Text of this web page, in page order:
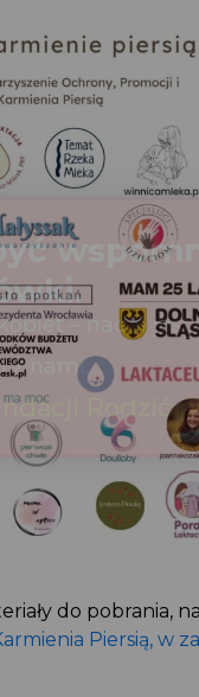
do pobrania,
Piersią, w